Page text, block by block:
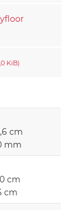
KiB)
cm
mm
cm
cm